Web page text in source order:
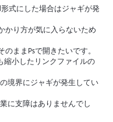
式にした場合はジャギが発
かり方が気に入らないため
ままPsで開きたいです。
小したリンクファイルの
境界にジャギが発生してい
に支障はありませんでし